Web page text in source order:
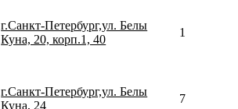
г.Санкт-Петербург,ул. Белы
Куна, 20, корп.1, 40
г.Санкт-Петербург,ул. Белы
Куна, 24